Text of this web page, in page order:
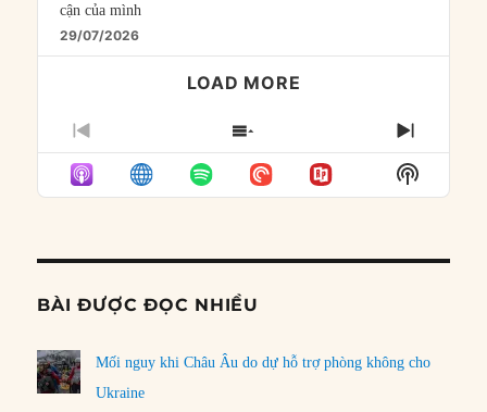
cận của mình
29/07/2026
LOAD MORE
PREVIOUS
EPISODE
SHOW
EPISODES
LIST
NEXT
Show
Podcast
BÀI ĐƯỢC ĐỌC NHIỀU
Mối nguy khi Châu Âu do dự hỗ trợ phòng không cho
Ukraine